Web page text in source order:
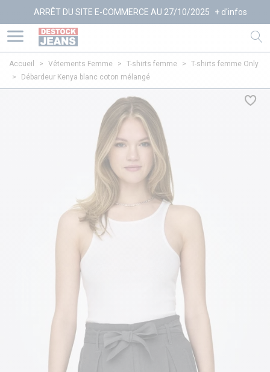
ARRÊT DU SITE E-COMMERCE AU 27/10/2025 + d'infos
Accueil > Vêtements Femme > T-shirts femme >
T-shirts femme Only
>
Débardeur Kenya blanc coton mélangé